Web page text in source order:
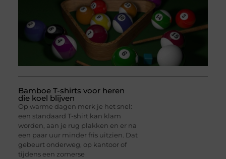
Bamboe T-shirts voor heren
die koel blijven
Op warme dagen merk je het snel:
een standaard T-shirt kan klam
worden, aan je rug plakken en er na
een paar uur minder fris uitzien. Dat
gebeurt onderweg, op kantoor of
tijdens een zomerse